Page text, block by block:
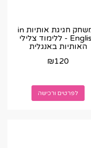
המשחק חגיגת אותיות in
English - ללימוד צלילי
האותיות באנגלית
₪120
לפרטים ורכישה